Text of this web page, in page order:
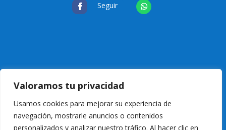
Valoramos tu privacidad
Usamos cookies para mejorar su experiencia de
navegación, mostrarle anuncios o contenidos
personalizados y analizar nuestro tráfico. Al hacer clic en
Seguir